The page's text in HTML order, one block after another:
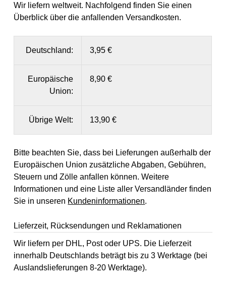
Wir liefern weltweit. Nachfolgend finden Sie einen
Überblick über die anfallenden Versandkosten.
Deutschland: 3,95 €
Europäische
Union:
8,90 €
Übrige Welt: 13,90 €
Bitte beachten Sie, dass bei Lieferungen außerhalb der
Europäischen Union zusätzliche Abgaben, Gebühren,
Steuern und Zölle anfallen können. Weitere
Informationen und eine Liste aller Versandländer finden
Sie in unseren Kundeninformationen.
Lieferzeit, Rücksendungen und Reklamationen
Wir liefern per DHL, Post oder UPS. Die Lieferzeit
innerhalb Deutschlands beträgt bis zu 3 Werktage (bei
Auslandslieferungen 8-20 Werktage).